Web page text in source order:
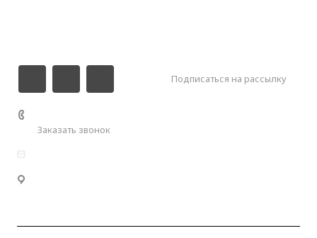
Подписаться на рассылку
Заказать звонок